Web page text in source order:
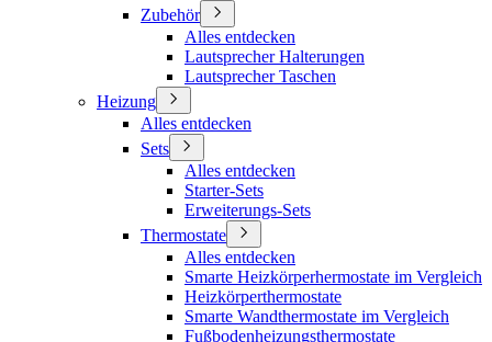
Zubehör
Alles entdecken
Lautsprecher Halterungen
Lautsprecher Taschen
Heizung
Alles entdecken
Sets
Alles entdecken
Starter-Sets
Erweiterungs-Sets
Thermostate
Alles entdecken
Smarte Heizkörperhermostate im Vergleich
Heizkörperthermostate
Smarte Wandthermostate im Vergleich
Fußbodenheizungsthermostate